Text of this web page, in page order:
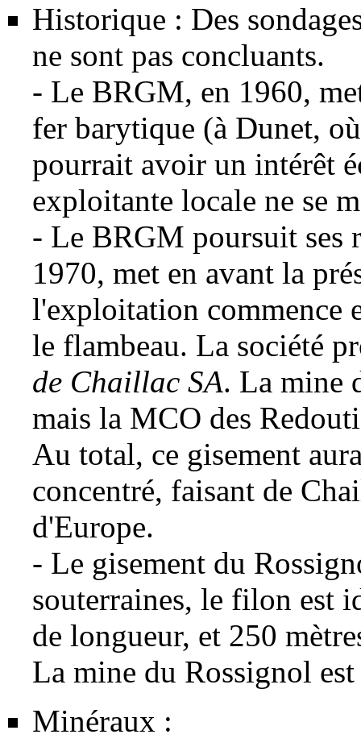
Historique : Des
ne sont pas concluants.
- Le BRGM, en 1960,
fer barytique (à Dunet,
pourrait avoir un intérêt
exploitante locale ne se
- Le BRGM poursuit ses
1970, met en avant la
l'exploitation commence
le flambeau. La société
de Chaillac SA. La mine
mais la MCO des
Au total, ce gisement
concentré, faisant de
d'Europe.
- Le gisement du
souterraines, le filon est
de longueur, et 250
La mine du Rossignol
Minéraux :